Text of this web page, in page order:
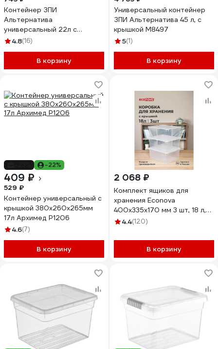
Контейнер ЗПИ
Альтернатива
универсальный 22л с
крышкой М8312
4.8(16)
В корзину
Универсальный контейнер
ЗПИ Альтернатива 45 л, с
крышкой М8497
5(1)
В корзину
-22%
409 ₽
529 ₽
Контейнер универсальный с
крышкой 380x260x265мм
17л Архимед Р1206
4.6(7)
В корзину
2 068 ₽
Комплект ящиков для
хранения Econova
400х335х170 мм 3 шт, 18 л,
бесцветный 43126980122
4.4(120)
В корзину